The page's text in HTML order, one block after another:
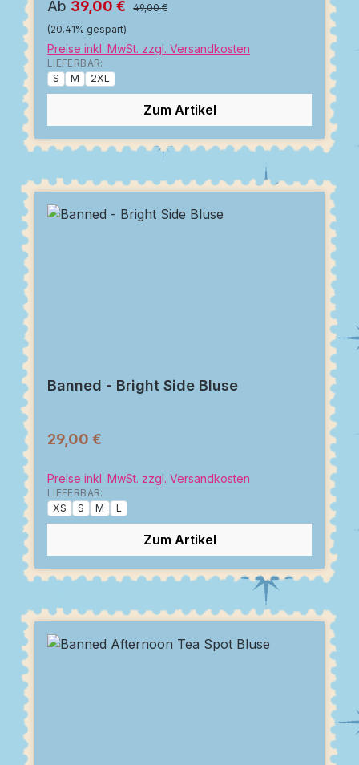
Ab 39,00 €
49,00 €
(20.41% gespart)
Preise inkl. MwSt. zzgl. Versandkosten
LIEFERBAR:
S
M 2XL
Zum Artikel
Banned - Bright Side Bluse
29,00 €
Preise inkl. MwSt. zzgl. Versandkosten
LIEFERBAR:
XS
S M L
Zum Artikel